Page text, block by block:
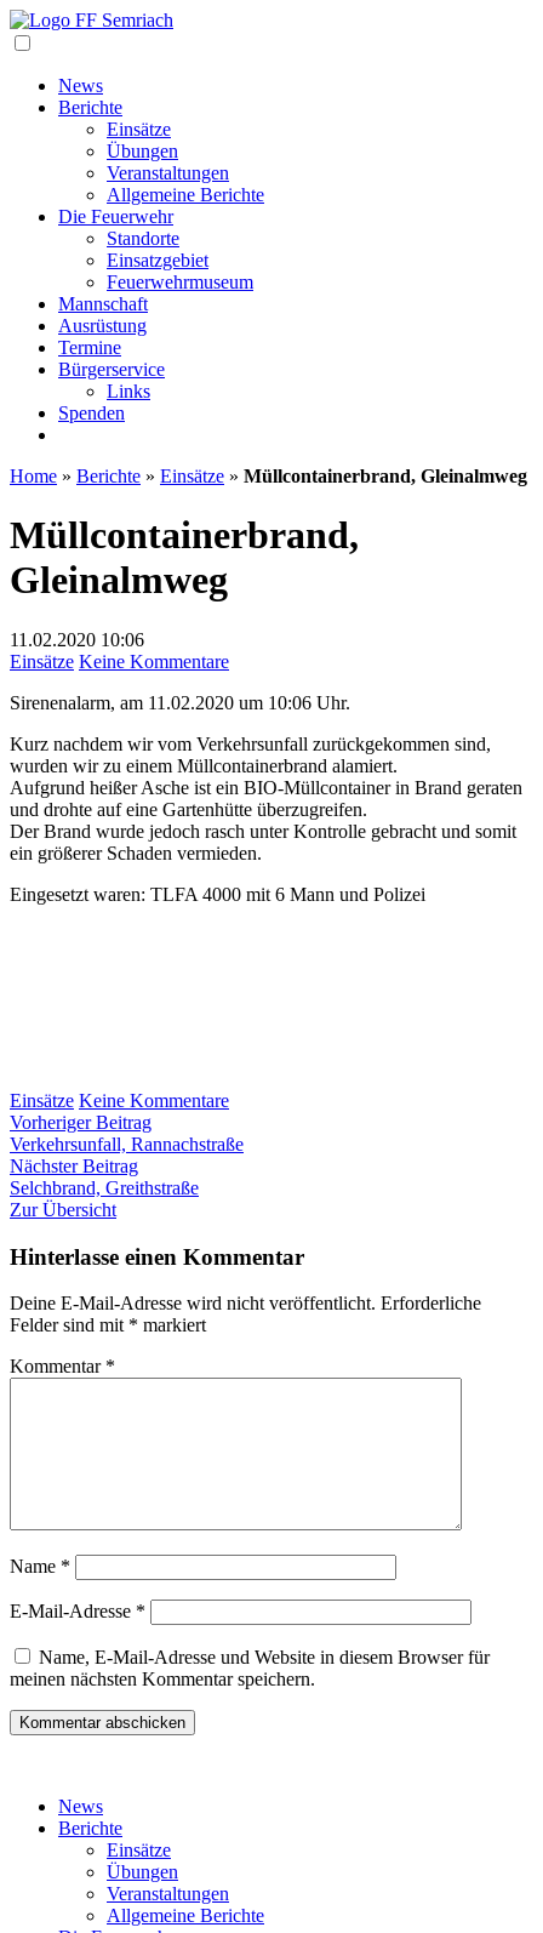
News
Berichte
Einsätze
Übungen
Veranstaltungen
Allgemeine Berichte
Die Feuerwehr
Standorte
Einsatzgebiet
Feuerwehrmuseum
Mannschaft
Ausrüstung
Termine
Bürgerservice
Links
Spenden
Home » Berichte » Einsätze » Müllcontainerbrand, Gleinalmweg
Müllcontainerbrand,
Gleinalmweg
11.02.2020 10:06
Einsätze Keine Kommentarezu
Gleinalmweg
Sirenenalarm, am 11.02.2020 um 10:06 Uhr.
Kurz nachdem wir vom Verkehrsunfall zurückgekommen sind,
wurden wir zu einem Müllcontainerbrand alamiert.
Aufgrund heißer Asche ist ein BIO-Müllcontainer in Brand geraten
und drohte auf eine Gartenhütte überzugreifen.
Der Brand wurde jedoch rasch unter Kontrolle gebracht und somit
ein größerer Schaden vermieden.
Eingesetzt waren: TLFA 4000 mit 6 Mann und Polizei
Einsätze Keine Kommentarezu
Gleinalmweg
Beitragsnavigation
Vorheriger BeitragVorheriger
Beitrag:
Verkehrsunfall, Rannachstraße
Nächster BeitragNächster
Beitrag:
Selchbrand, Greithstraße
Zur Übersicht
Hinterlasse einen Kommentar
Deine E-Mail-Adresse wird nicht veröffentlicht. Erforderliche
Felder sind mit * markiert
Kommentar *
Name *
E-Mail-Adresse *
Name, E-Mail-Adresse und Website in diesem Browser für
meinen nächsten Kommentar speichern.
News
Berichte
Einsätze
Übungen
Veranstaltungen
Allgemeine Berichte